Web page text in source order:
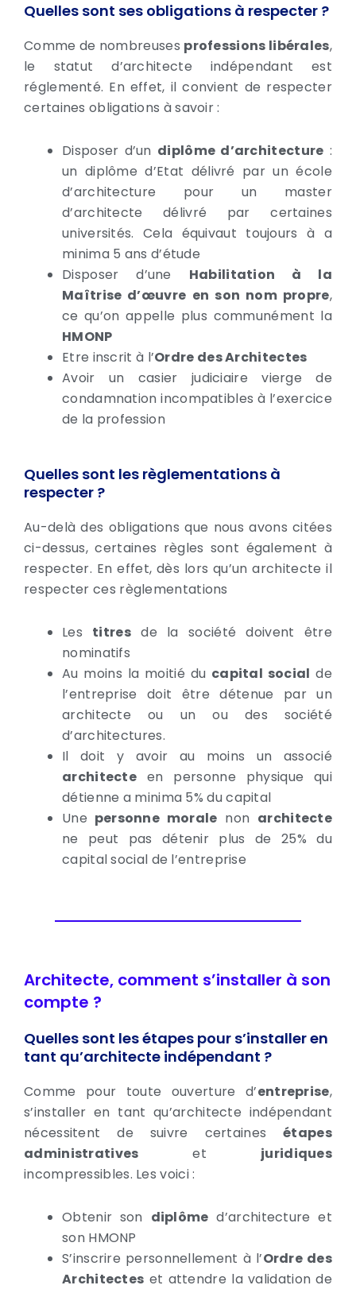
Quelles sont ses obligations à respecter ?
Comme de nombreuses professions libérales,
le statut d’architecte indépendant est
réglementé. En effet, il convient de respecter
certaines obligations à savoir :
Disposer d’un diplôme d’architecture :
un diplôme d’Etat délivré par un école
d’architecture pour un master
d’architecte délivré par certaines
universités. Cela équivaut toujours à a
minima 5 ans d’étude
Disposer d’une Habilitation à la
Maîtrise d’œuvre en son nom propre,
ce qu’on appelle plus communément la
HMONP
Etre inscrit à l’Ordre des Architectes
Avoir un casier judiciaire vierge de
condamnation incompatibles à l’exercice
de la profession
Quelles sont les règlementations à
respecter ?
Au-delà des obligations que nous avons citées
ci-dessus, certaines règles sont également à
respecter. En effet, dès lors qu’un architecte il
respecter ces règlementations
Les titres de la société doivent être
nominatifs
Au moins la moitié du capital social de
l’entreprise doit être détenue par un
architecte ou un ou des société
d’architectures.
Il doit y avoir au moins un associé
architecte en personne physique qui
détienne a minima 5% du capital
Une personne morale non architecte
ne peut pas détenir plus de 25% du
capital social de l’entreprise
Architecte, comment s’installer à son
compte ?
Quelles sont les étapes pour s’installer en
tant qu’architecte indépendant ?
Comme pour toute ouverture d’entreprise,
s’installer en tant qu’architecte indépendant
nécessitent de suivre certainesétapes
administratives et juridiques
incompressibles. Les voici :
Obtenir son diplôme d’architecture et
son HMONP
S’inscrire personnellement à l’Ordre des
Architectes et attendre la validation de